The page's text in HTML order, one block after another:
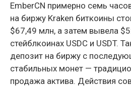
EmberCN примерно семь
на биржу Kraken биткоины
$67,49 млн, а затем вывела
стейблкоинах USDC и USDT.
депозит на биржу с
стабильных монет —
продажа актива. Действия